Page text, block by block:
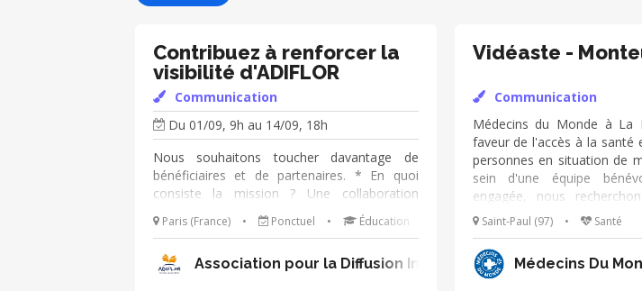
Contribuez à renforcer la
visibilité d'ADIFLOR
Communication
Du 01/09, 9h au 14/09, 18h
Nous souhaitons toucher davantage de
bénéficiaires et de partenaires. * En quoi
consiste la mission ? Une collaboration
bénévole en deux temps pour co-construire
une stratégie de communication globale : -
Découvrez ou redécouvrez ADIFLOR, ses
Paris (France) • Ponctuel • Éducation
Association pour la Diffusion Internationale Francophone de
Vidéaste -
Communication
Médecins du Monde à La
faveur de l'accès à la santé
personnes en situation de
sein d'une équipe
engagée, nous
talents pour la réalisation
montage. Le projet
témoignage de personnes
logement (sans domicile,
Saint-Paul (97) • Santé
Médecins Du